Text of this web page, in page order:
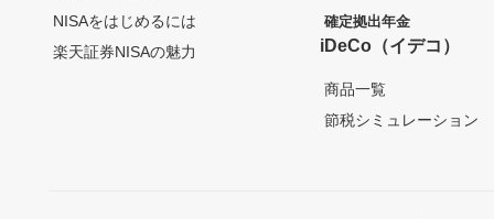
NISAをはじめるには
楽天証券NISAの魅力
確定拠出年金
iDeCo（イデコ）
商品一覧
節税シミュレーション